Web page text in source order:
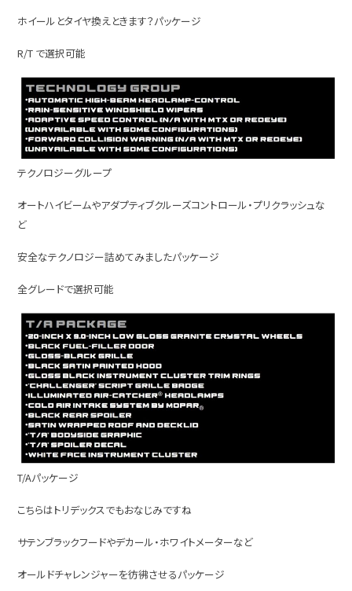
ホイールとタイヤ換えときます？パッケージ
R/T で選択可能
テクノロジーグループ
オートハイビームやアダプティブクルーズコントロール・プリクラッシュな
ど
安全なテクノロジー詰めてみましたパッケージ
全グレードで選択可能
T/Aパッケージ
こちらはトリデックスでもおなじみですね
サテンブラックフードやデカール・ホワイトメーターなど
オールドチャレンジャーを彷彿させるパッケージ